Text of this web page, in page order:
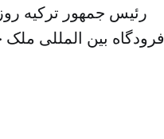
رئیس جمهور ترکیه
فرودگاه بین المللی